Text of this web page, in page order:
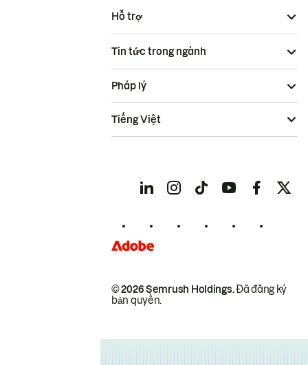
Hỗ trợ
Tin tức trong ngành
© 2026 Semrush Holdings.Đã đăng ký
bản quyền.
Pháp lý
Tiếng Việt